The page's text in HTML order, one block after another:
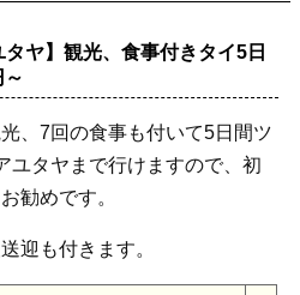
タヤ】観光、食事付きタイ5日
、7回の食事も付いて5日間ツ
ユタヤまで行けますので、初
勧めです。
迎も付きます。